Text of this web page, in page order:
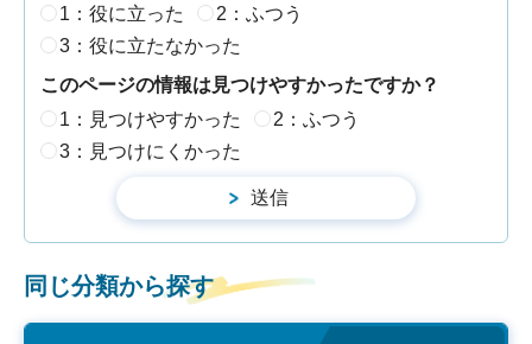
1：役に立った
2：ふつう
3：役に立たなかった
このページの情報は見つけやすかったですか？
1：見つけやすかった
2：ふつう
3：見つけにくかった
同じ分類から探す